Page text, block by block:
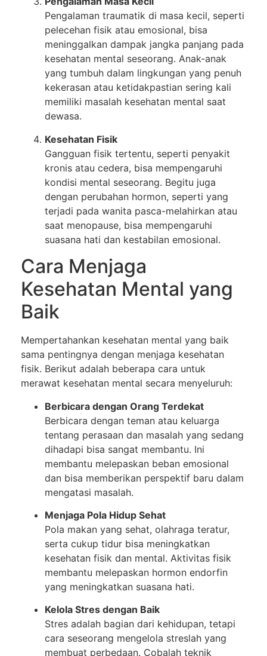
Pengalaman traumatik di masa kecil, seperti
pelecehan fisik atau emosional, bisa
meninggalkan dampak jangka panjang pada
kesehatan mental seseorang. Anak-anak
yang tumbuh dalam lingkungan yang penuh
kekerasan atau ketidakpastian sering kali
memiliki masalah kesehatan mental saat
dewasa.
Kesehatan Fisik
Gangguan fisik tertentu, seperti penyakit
kronis atau cedera, bisa mempengaruhi
kondisi mental seseorang. Begitu juga
dengan perubahan hormon, seperti yang
terjadi pada wanita pasca-melahirkan atau
saat menopause, bisa mempengaruhi
suasana hati dan kestabilan emosional.
Cara Menjaga
Kesehatan Mental yang
Baik
Mempertahankan kesehatan mental yang baik
sama pentingnya dengan menjaga kesehatan
fisik. Berikut adalah beberapa cara untuk
merawat kesehatan mental secara menyeluruh:
Berbicara dengan Orang Terdekat
Berbicara dengan teman atau keluarga
tentang perasaan dan masalah yang sedang
dihadapi bisa sangat membantu. Ini
membantu melepaskan beban emosional
dan bisa memberikan perspektif baru dalam
mengatasi masalah.
Menjaga Pola Hidup Sehat
Pola makan yang sehat, olahraga teratur,
serta cukup tidur bisa meningkatkan
kesehatan fisik dan mental. Aktivitas fisik
membantu melepaskan hormon endorfin
yang meningkatkan suasana hati.
Kelola Stres dengan Baik
Stres adalah bagian dari kehidupan, tetapi
cara seseorang mengelola streslah yang
membuat perbedaan. Cobalah teknik